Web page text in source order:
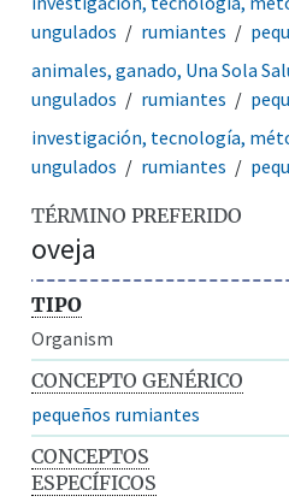
ungulados
rumiantes
animales, ganado, Una Sola
ungulados
rumiantes
investigación, tecnología,
ungulados
rumiantes
TÉRMINO PREFERIDO
oveja
TIPO
Organism
CONCEPTO GENÉRICO
pequeños rumiantes
CONCEPTOS
ESPECÍFICOS